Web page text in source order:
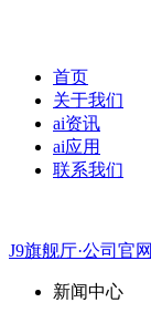
首页
关于我们
ai资讯
ai应用
联系我们
J9旗舰厅·公司官网
新闻中心